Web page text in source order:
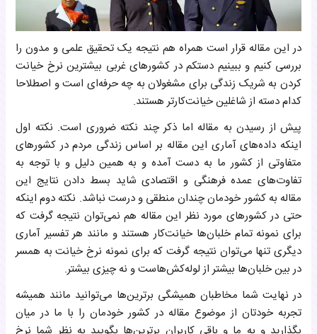
در این مقاله قرار است همراه هم نتیجه یک تحقیق علمی و مدون را
بررسی کنیم و ببینیم دستکم در کشورهای غربی بیشترین نرخ خیانت
کردن به شریک زندگی برای مشغولان به چه حرفه‌ای است و اصطلاحا
کدام دسته از شاغلین خیانت‌کارتر هستند.
پیش از رسیدن به مقاله اما ذکر چند نکته ضروری است. نکته اول
اینکه داده‌های آماری این مقاله بر اساس زندگی مردم در کشورهای
متفاوتی از کشور ما به دست آمده و به همین دلیل و با توجه به
تفاوت‌های عمده فرهنگی و اقتصادی شاید بسط دادن نتایج این
مقاله به کشور خودمان چندان منطقی و درست نباشد. نکته دوم اینکه
حتی در کشورهای مورد نظر این مقاله هم نمی‌توان نتیجه گرفت که
برای نمونه تمام خلبان‌ها خیانت‌کار هستند و مانند هر تفسیر آماری
دیگری تنها می‌توان نتیجه گرفت که برای نمونه نرخ خیانت به همسر
در بین خلبان‌ها بیشتر از لوله‌کش‌هاست و نه چیزی بیشتر.
در نهایت شما مخاطبان همیشگی برترین‌ها می‌توانید مانند همیشه
تجربه خودتان از موضوع مقاله در کشور خودمان را با ما در میان